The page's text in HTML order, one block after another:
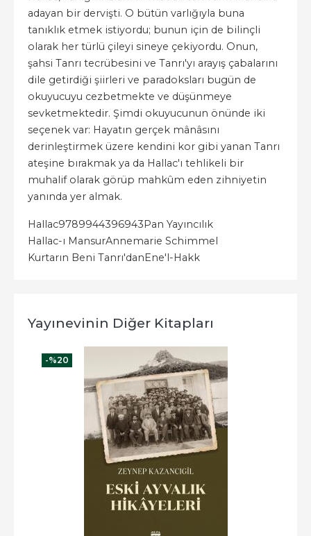
adayan bir dervişti. O bütün varlığıyla buna
tanıklık etmek istiyordu; bunun için de bilinçli
olarak her türlü çileyi sineye çekiyordu. Onun,
şahsi Tanrı tecrübesini ve Tanrı'yı arayış çabalarını
dile getirdiği şiirleri ve paradoksları bugün de
okuyucuyu cezbetmekte ve düşünmeye
sevketmektedir. Şimdi okuyucunun önünde iki
seçenek var: Hayatın gerçek mânâsını
derinleştirmek üzere kendini kor gibi yanan Tanrı
ateşine bırakmak ya da Hallac'ı tehlikeli bir
muhalif olarak görüp mahkûm eden zihniyetin
yanında yer almak.
Hallac9789944396943Pan Yayıncılık
Hallac-ı MansurAnnemarie Schimmel
Kurtarın Beni Tanrı'danEne'l-Hakk
Yayınevinin Diğer Kitapları
-%20